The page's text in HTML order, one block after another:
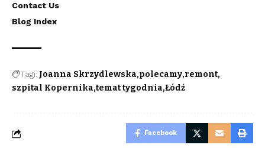
Contact Us
Blog Index
Tagi: Joanna Skrzydlewska polecamy remont
szpital Kopernika temat tygodnia Łódź
Facebook